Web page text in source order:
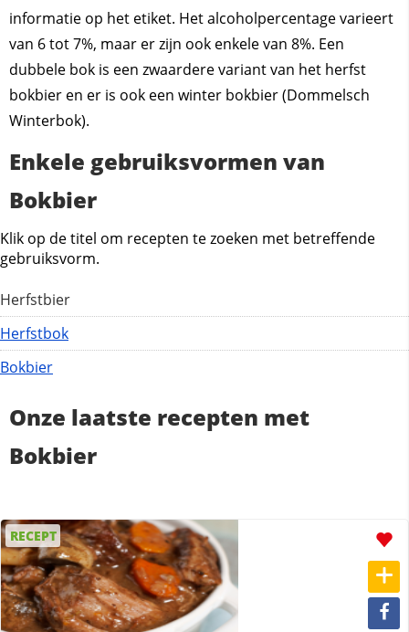
informatie op het etiket. Het alcoholpercentage varieert
van 6 tot 7%, maar er zijn ook enkele van 8%. Een
dubbele bok is een zwaardere variant van het herfst
bokbier en er is ook een winter bokbier (Dommelsch
Winterbok).
Enkele gebruiksvormen van
Bokbier
Klik op de titel om recepten te zoeken met betreffende
gebruiksvorm.
Herfstbier
Herfstbok
Bokbier
Onze laatste recepten met
Bokbier
RECEPT